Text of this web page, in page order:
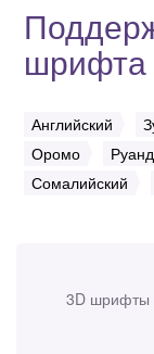
3D шрифты
шрифта
Английский
Оромо
Сомалийский